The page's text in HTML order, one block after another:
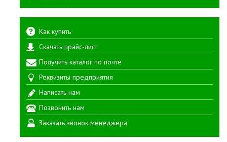
Как купить
Скачать прайс-лист
Получить каталог по почте
Реквизиты предприятия
Написать нам
Позвонить нам
Заказать звонок менеджера